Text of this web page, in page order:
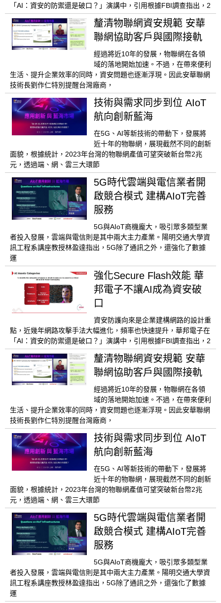
「AI：資安的防禦還是破口？」演講中，引用根據FBI調查指出，2
釐清物聯網資安規範 安華
聯網協助客戶與國際接軌
經過將近10年的發展，物聯網在各領
域的落地開始加速。不過，在帶來便利
生活、提升企業效率的同時，資安問題也逐漸浮現。因此安華聯網
技術長劉作仁特別提醒台灣廠商，
技術與需求同步到位 AIoT
航向創新藍海
在5G、AI等新技術的帶動下，發展將
近十年的物聯網，展現截然不同的創新
面貌，根據統計，2023年台灣的物聯網產值可望突破新台幣2兆
元，透過端、網、雲三大環節
5G時代雲端與電信業者開
啟競合模式 建構AIoT完善
服務
5G與AIoT商機龐大，吸引眾多類型業
者投入發展，雲端與電信則是其中兩大主力產業。陽明交通大學資
訊工程系講座教授林盈達指出，5G除了通訊之外，還強化了數據
運
強化Secure Flash效能 華
邦電子不讓AI成為資安破
口
資安防護向來是企業建構網路的設計重
點，近幾年網路攻擊手法大幅進化，頻率也快速提升，華邦電子在
「AI：資安的防禦還是破口？」演講中，引用根據FBI調查指出，2
釐清物聯網資安規範 安華
聯網協助客戶與國際接軌
經過將近10年的發展，物聯網在各領
域的落地開始加速。不過，在帶來便利
生活、提升企業效率的同時，資安問題也逐漸浮現。因此安華聯網
技術長劉作仁特別提醒台灣廠商，
技術與需求同步到位 AIoT
航向創新藍海
在5G、AI等新技術的帶動下，發展將
近十年的物聯網，展現截然不同的創新
面貌，根據統計，2023年台灣的物聯網產值可望突破新台幣2兆
元，透過端、網、雲三大環節
5G時代雲端與電信業者開
啟競合模式 建構AIoT完善
服務
5G與AIoT商機龐大，吸引眾多類型業
者投入發展，雲端與電信則是其中兩大主力產業。陽明交通大學資
訊工程系講座教授林盈達指出，5G除了通訊之外，還強化了數據
運